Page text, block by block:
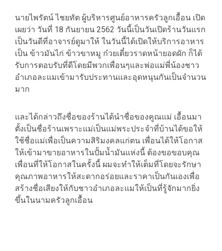
นายไพรัตน์ ไชยทัต ผู้บริหารศูนย์อาหารครัวลูกเอื้อน เปิด
เผยว่า วันที่ 18 กันยายน 2562 วันนี้เป็นวันเปิดร้านวันแรก
เป็นวันดีที่อาจารย์ดูมาให้ ในวันนี้ได้เปิดให้บริการอาหาร
เป็น ข้าวมันไก่ ข้าวขาหมู ก๋วยเตี๋ยวราดหน้ายอดผัก ก็ได้
รับการตอบรับที่ดีโดยมีพวกเพื่อนๆและพ่อแม่พี่น้องชาว
อำเภอละแมเข้ามารับประทานและอุดหนุนกันเป็นจำนวน
มาก
และได้กล่าวถึงชื่อของร้านได้นำชื่อของคูณแม่ เอื้อนมา
ตั้งเป็นชื่อร้านเพราะแม่เป็นแม่พระประจำที่บ้านได้ขอให้
ใช้ชื่อแม่เพื่อเป็นความสิริมงคลแก่ตน เพื่อนได้ให้โอกาส
ให้เข้ามาขายอาหารในปั้มน้ำมันแห่งนี้ ต้องขอขอบคุณ
เพื่อนที่ให้โอกาสในครั้งนี้ ผมจะทำให้เต็มที่โดยจะรักษา
คุณภาพอาหารให้สะดากอร่อยและราคาเป็นกันเองเพื่อ
สร้างชื่อเสียงให้กับชาวอำเภอละแมให้เป็นที่รู้จักมากยิ่ง
ขึ้นในนามครัวลูกเอื้อน